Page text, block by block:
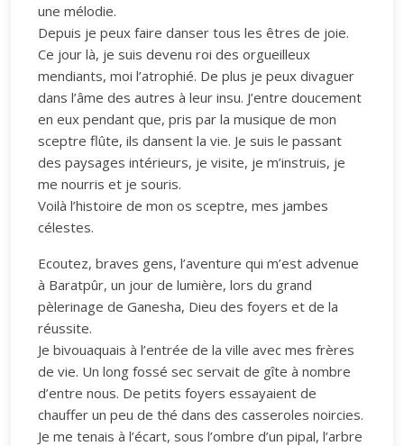
une mélodie.
Depuis je peux faire danser tous les êtres de joie.
Ce jour là, je suis devenu roi des orgueilleux
mendiants, moi l’atrophié. De plus je peux divaguer
dans l’âme des autres à leur insu. J’entre doucement
en eux pendant que, pris par la musique de mon
sceptre flûte, ils dansent la vie. Je suis le passant
des paysages intérieurs, je visite, je m’instruis, je
me nourris et je souris.
Voilà l’histoire de mon os sceptre, mes jambes
célestes.
Ecoutez, braves gens, l’aventure qui m’est advenue
à Baratpûr, un jour de lumière, lors du grand
pèlerinage de Ganesha, Dieu des foyers et de la
réussite.
Je bivouaquais à l’entrée de la ville avec mes frères
de vie. Un long fossé sec servait de gîte à nombre
d’entre nous. De petits foyers essayaient de
chauffer un peu de thé dans des casseroles noircies.
Je me tenais à l’écart, sous l’ombre d’un pipal, l’arbre